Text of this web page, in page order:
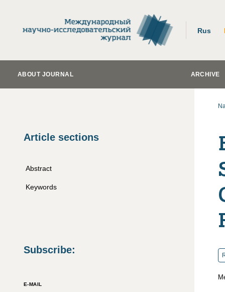
Rus
ABOUT JOURNAL ARCHIVE
Article sections
Abstract
Keywords
Subscribe:
E-MAIL